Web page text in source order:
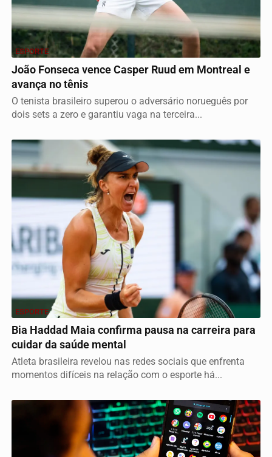
ESPORTE
João Fonseca vence Casper Ruud em Montreal e
avança no tênis
O tenista brasileiro superou o adversário norueguês por
dois sets a zero e garantiu vaga na terceira...
ESPORTE
Bia Haddad Maia confirma pausa na carreira para
cuidar da saúde mental
Atleta brasileira revelou nas redes sociais que enfrenta
momentos difíceis na relação com o esporte há...